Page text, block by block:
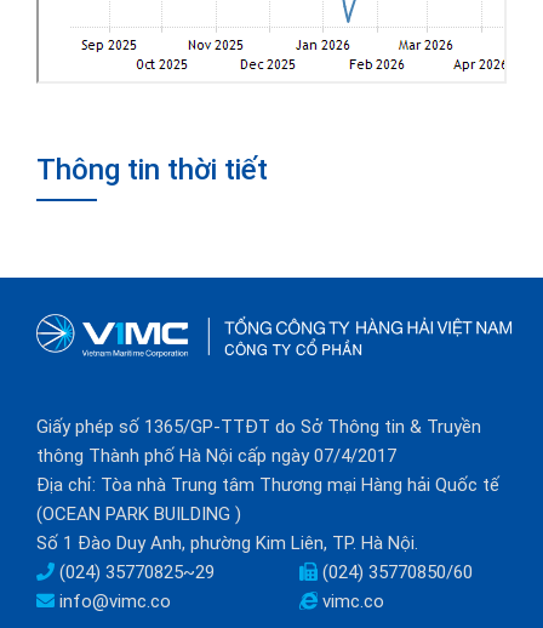
Thông tin thời tiết
Giấy phép số 1365/GP-TTĐT do Sở Thông tin & Truyền
thông Thành phố Hà Nội cấp ngày 07/4/2017
Địa chỉ: Tòa nhà Trung tâm Thương mại Hàng hải Quốc tế
(OCEAN PARK BUILDING )
Số 1 Đào Duy Anh, phường Kim Liên, TP. Hà Nội.
(024) 35770825~29
(024) 35770850/60
info@vimc.co
vimc.co